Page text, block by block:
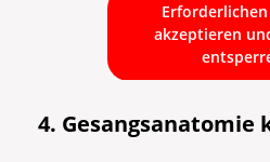
Erforderlichen
akzeptieren
4. Gesangsanatomie